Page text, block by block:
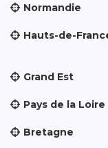
Normandie
Hauts-de-
Grand Est
Pays de la Loire
Bretagne